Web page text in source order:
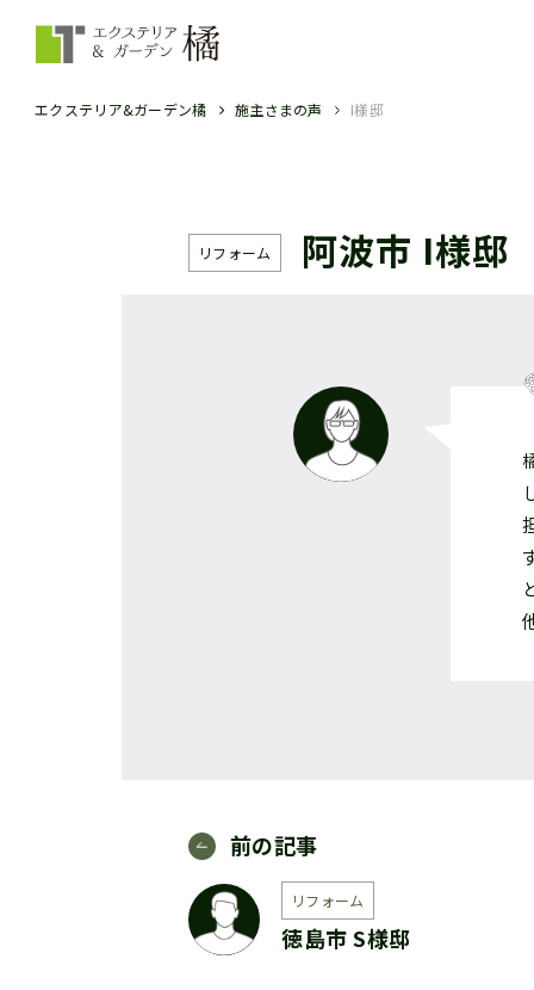
エクステリア&ガーデン橘 施主さまの声 I様邸
リフォーム 阿波市 I様邸
前の記事
リフォーム
徳島市 S様邸